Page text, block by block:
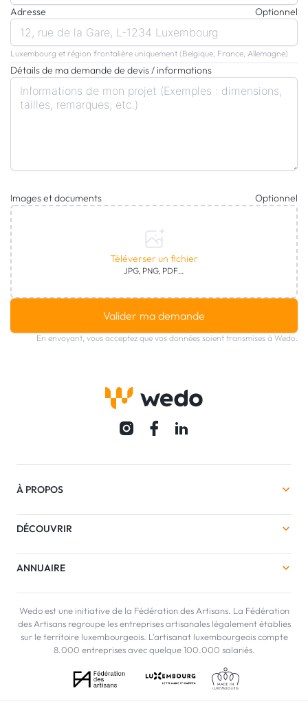
Adresse Optionnel
Luxembourg et région frontalière uniquement (Belgique, France, Allemagne)
Détails de ma demande de devis / informations
Images et documents Optionnel
Téléverser un fichier
JPG, PNG, PDF…
Valider ma demande
En envoyant, vous acceptez que vos données soient transmises à Wedo.
À PROPOS
DÉCOUVRIR
ANNUAIRE
Wedo est une initiative de la Fédération des Artisans. La Fédération
des Artisans regroupe les entreprises artisanales légalement établies
sur le territoire luxembourgeois. L'artisanat luxembourgeois compte
8.000 entreprises avec quelque 100.000 salariés.